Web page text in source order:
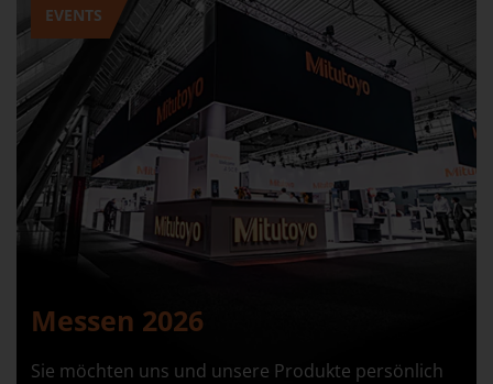
EVENTS
Messen 2026
Sie möchten uns und unsere Produkte persönlich